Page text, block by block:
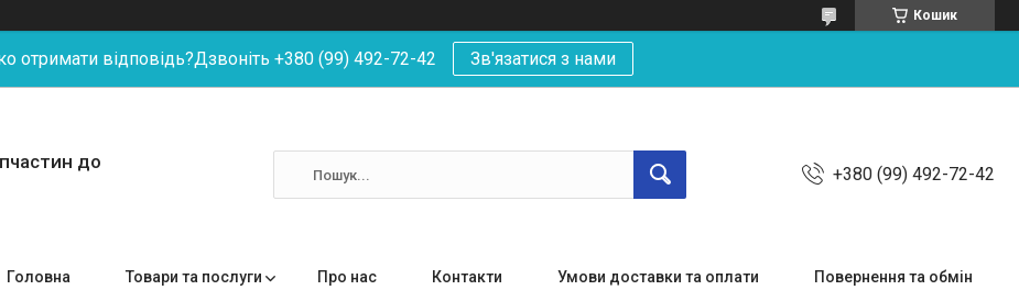
Кошик
отримати відповідь?Дзвоніть +380 (99) 492-72-42 Зв'язатися з нами
до
+380 (99) 492-72-42
Головна Товари та послуги Про нас Контакти Умови доставки та оплати Повернення та обмін